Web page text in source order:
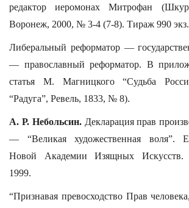
редактор иеромонах Митрофан
Воронеж, 2000, № 3-4 (7-8). Тираж 990 экз.
Либеральный реформатор —
— православный реформатор. В
статья М. Магницкого “Судьба
“Радуга”, Ревель, 1833, № 8).
А. Р. Небольсин.Декларация прав
— “Великая художественная воля”.
Новой Академии Изящных Искусств.
1999.
“Признавая превосходство Прав